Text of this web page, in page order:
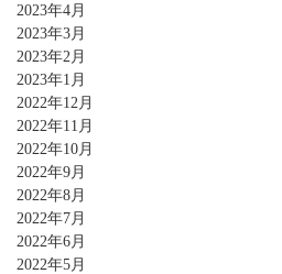
2023年4月
2023年3月
2023年2月
2023年1月
2022年12月
2022年11月
2022年10月
2022年9月
2022年8月
2022年7月
2022年6月
2022年5月